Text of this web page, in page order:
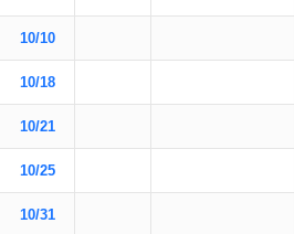
10/10
10/18
10/21
10/25
10/31